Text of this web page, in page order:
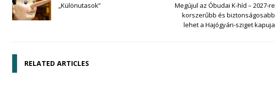
„Különutasok”
Megújul az Óbudai K-híd – 2027-re
korszerűbb és biztonságosabb
lehet a Hajógyári-sziget kapuja
RELATED ARTICLES